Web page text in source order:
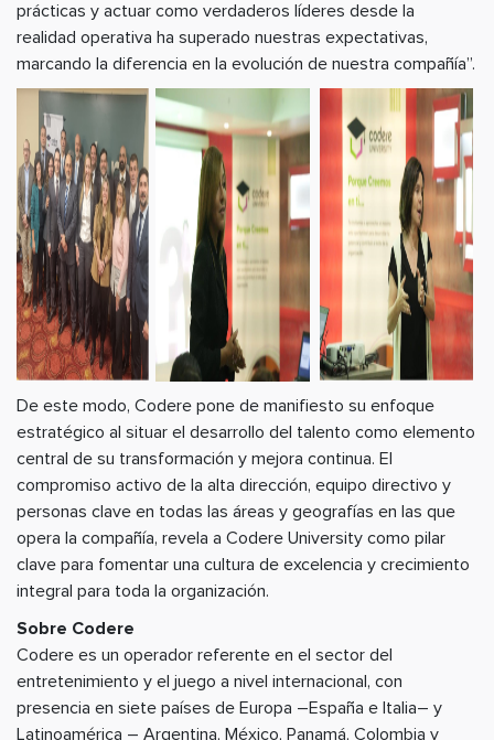
prácticas y actuar como verdaderos líderes desde la
realidad operativa ha superado nuestras expectativas,
marcando la diferencia en la evolución de nuestra compañía”.
De este modo, Codere pone de manifiesto su enfoque
estratégico al situar el desarrollo del talento como elemento
central de su transformación y mejora continua. El
compromiso activo de la alta dirección, equipo directivo y
personas clave en todas las áreas y geografías en las que
opera la compañía, revela a Codere University como pilar
clave para fomentar una cultura de excelencia y crecimiento
integral para toda la organización.
Sobre Codere
Codere es un operador referente en el sector del
entretenimiento y el juego a nivel internacional, con
presencia en siete países de Europa –España e Italia– y
Latinoamérica – Argentina, México, Panamá, Colombia y